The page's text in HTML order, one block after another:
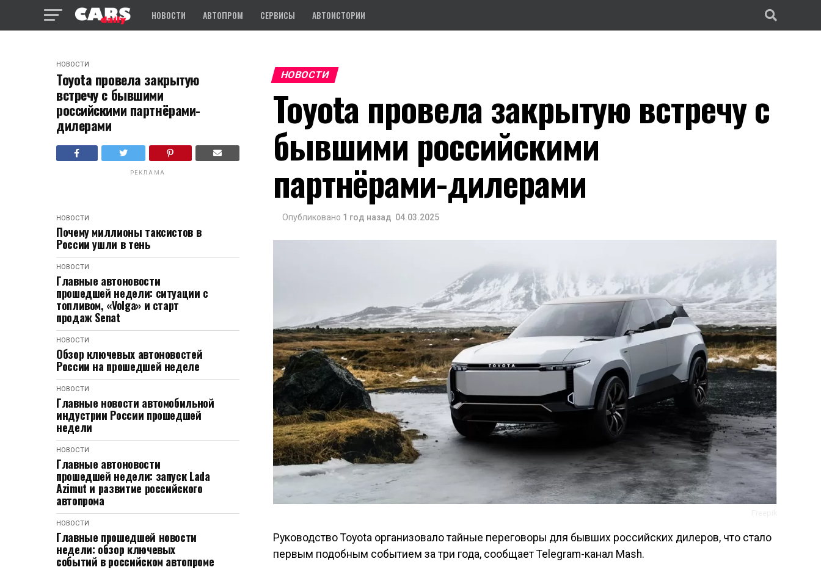
НОВОСТИ АВТОПРОМ СЕРВИСЫ АВТОИСТОРИИ
НОВОСТИ
Toyota провела закрытую
встречу с бывшими
российскими партнёрами-
дилерами
РЕКЛАМА
НОВОСТИ
Почему миллионы таксистов в
России ушли в тень
НОВОСТИ
Главные автоновости
прошедшей недели: ситуации с
топливом, «Volga» и старт
продаж Senat
НОВОСТИ
Обзор ключевых автоновостей
России на прошедшей неделе
НОВОСТИ
Главные новости автомобильной
индустрии России прошедшей
недели
НОВОСТИ
Главные автоновости
прошедшей недели: запуск Lada
Azimut и развитие российского
автопрома
НОВОСТИ
Главные прошедшей новости
недели: обзор ключевых
событий в российском автопроме
НОВОСТИ
Toyota провела закрытую встречу с
бывшими российскими
партнёрами-дилерами
Опубликовано 1 год назад 04.03.2025
Руководство Toyota организовало тайные переговоры для бывших российских дилеров, что стало
первым подобным событием за три года, сообщает Telegram-канал Mash.